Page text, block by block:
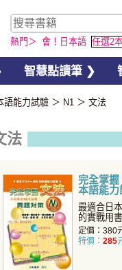
熱門＞ 會！日本語 任選2
智慧點讀筆 ❯
語能力試驗 ＞ N1 ＞ 文法
法
完全掌
本語能
最適合日
的實戰用
「完全掌
定價：380
特價： 285